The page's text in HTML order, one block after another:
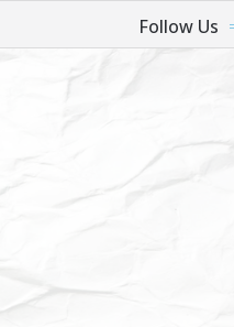
Follow Us